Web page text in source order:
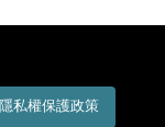
隱私權保護政策